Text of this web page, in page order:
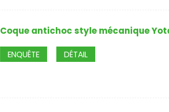
Coque antichoc style mécanique
ENQUÊTE DÉTAIL